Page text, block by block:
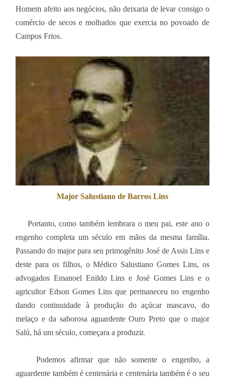
Homem afeito aos negócios, não deixaria de levar consigo o
comércio de secos e molhados que exercia no povoado de
Campos Frios.
Major Salustiano de Barros Lins
Portanto, como também lembrara o meu pai, este ano o
engenho completa um século em mãos da mesma família.
Passando do major para seu primogênito José de Assis Lins e
deste para os filhos, o Médico Salustiano Gomes Lins, os
advogados Emanoel Enildo Lins e José Gomes Lins e o
agricultor Edson Gomes Lins que permaneceu no engenho
dando continuidade à produção do açúcar mascavo, do
melaço e da saborosa aguardente Ouro Preto que o major
Salú, há um século, começara a produzir.
Podemos afirmar que não somente o engenho, a
aguardente também é centenária e centenária também é o seu